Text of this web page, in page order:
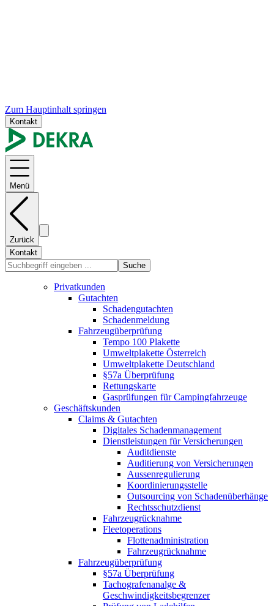
Zum Hauptinhalt springen
Kontakt
Menü
Zurück
Kontakt
Suche
Privatkunden
Gutachten
Schadengutachten
Schadenmeldung
Fahrzeugüberprüfung
Tempo 100 Plakette
Umweltplakette Österreich
Umweltplakette Deutschland
§57a Überprüfung
Rettungskarte
Gasprüfungen für Campingfahrzeuge
Geschäftskunden
Claims & Gutachten
Digitales Schadenmanagement
Dienstleistungen für Versicherungen
Auditdienste
Auditierung von Versicherungen
Aussenregulierung
Koordinierungsstelle
Outsourcing von Schadenüberhänge
Rechtsschutzdienst
Fahrzeugrücknahme
Fleetoperations
Flottenadministration
Fahrzeugrücknahme
Fahrzeugüberprüfung
§57a Überprüfung
Tachografenanalge &
Geschwindigkeitsbegrenzer